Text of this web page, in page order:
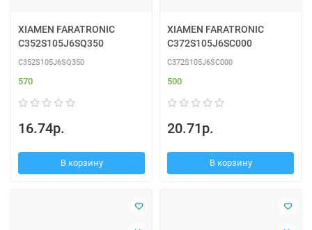
XIAMEN FARATRONIC
C352S105J6SQ350
C352S105J6SQ350
570
16.74р.
В корзину
XIAMEN FARATRONIC
C372S105J6SC000
C372S105J6SC000
500
20.71р.
В корзину